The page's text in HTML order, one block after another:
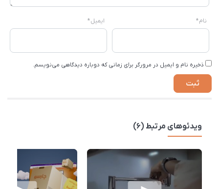
نام* ایمیل*
ذخیره نام و ایمیل در مرورگر برای زمانی که دوباره دیدگاهی می‌نویسم.
ویدئوهای مرتبط (6)